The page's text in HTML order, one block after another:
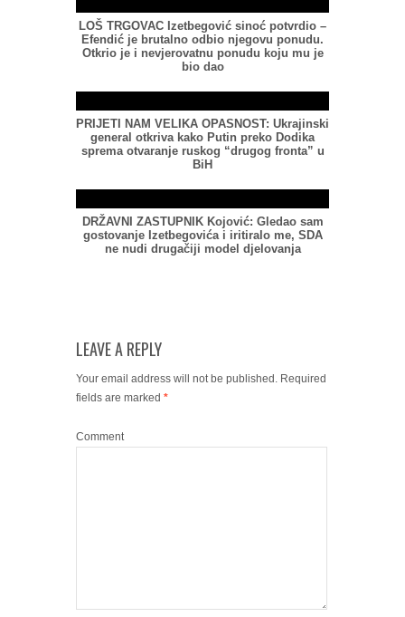
LOŠ TRGOVAC Izetbegović sinoć potvrdio –
Efendić je brutalno odbio njegovu ponudu.
Otkrio je i nevjerovatnu ponudu koju mu je
bio dao
PRIJETI NAM VELIKA OPASNOST: Ukrajinski
general otkriva kako Putin preko Dodika
sprema otvaranje ruskog “drugog fronta” u
BiH
DRŽAVNI ZASTUPNIK Kojović: Gledao sam
gostovanje Izetbegovića i iritiralo me, SDA
ne nudi drugačiji model djelovanja
LEAVE A REPLY
Your email address will not be published. Required
fields are marked *
Comment